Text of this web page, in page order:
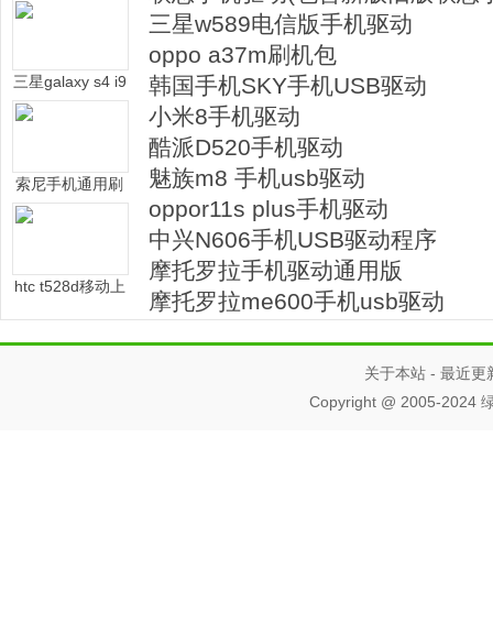
三星galaxy s4 i9
500手机usb驱动
索尼手机通用刷
机驱动(Flashtoo
htc t528d移动上
三星w589电信版手机驱动
oppo a37m刷机包
韩国手机SKY手机USB驱动
小米8手机驱动
酷派D520手机驱动
魅族m8 手机usb驱动
oppor11s plus手机驱动
中兴N606手机USB驱动程序
摩托罗拉手机驱动通用版
摩托罗拉me600手机usb驱动
关于本站- 最近更
Copyright @ 2005-2024